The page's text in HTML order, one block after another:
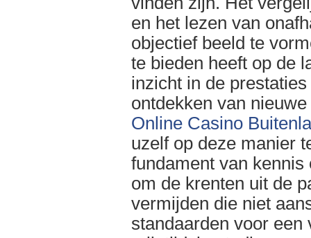
en het lezen van
objectief beeld te
te bieden heeft op de
inzicht in de
ontdekken van
Online Casino
uzelf op deze manier
fundament van
om de krenten uit de
vermijden die niet
standaarden voor een